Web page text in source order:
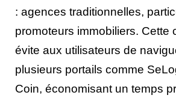
: agences traditionnelles,
promoteurs immobiliers. Cette
évite aux utilisateurs de
plusieurs portails comme
Coin, économisant un temps